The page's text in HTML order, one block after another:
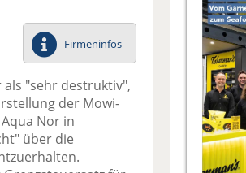
F
ac
e
o
o
k
te
il
tt
er
Li
n
di
n
E
m
v
er
d
ck
e
Firmeninfos
"sehr destruktiv",
der Mowi-
Nor in
über die